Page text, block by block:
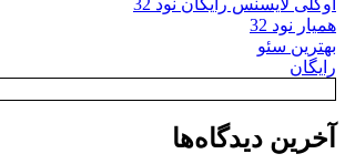
همیار نود 32
بهترین سئو
رایگان
آخرین دیدگاه‌ها